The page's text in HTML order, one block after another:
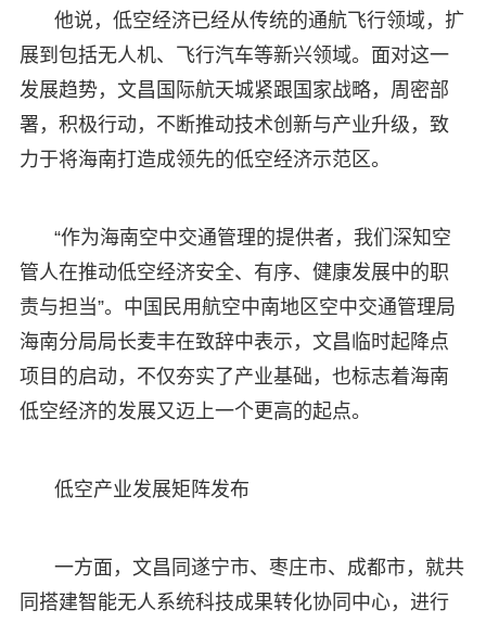
他说，低空经济已经从传统的通航飞行领域，扩
展到包括无人机、飞行汽车等新兴领域。面对这一
发展趋势，文昌国际航天城紧跟国家战略，周密部
署，积极行动，不断推动技术创新与产业升级，致
力于将海南打造成领先的低空经济示范区。
“作为海南空中交通管理的提供者，我们深知空
管人在推动低空经济安全、有序、健康发展中的职
责与担当”。中国民用航空中南地区空中交通管理局
海南分局局长麦丰在致辞中表示，文昌临时起降点
项目的启动，不仅夯实了产业基础，也标志着海南
低空经济的发展又迈上一个更高的起点。
低空产业发展矩阵发布
一方面，文昌同遂宁市、枣庄市、成都市，就共
同搭建智能无人系统科技成果转化协同中心，进行